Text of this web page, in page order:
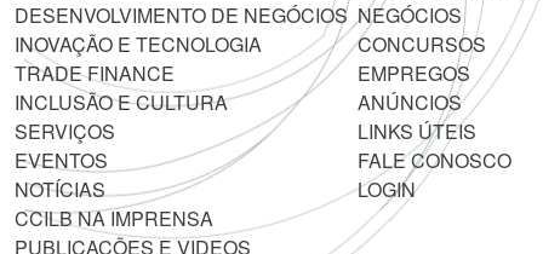
DESENVOLVIMENTO DE NEGÓCIOS
INOVAÇÃO E TECNOLOGIA
TRADE FINANCE
INCLUSÃO E CULTURA
SERVIÇOS
EVENTOS
NOTÍCIAS
CCILB NA IMPRENSA
PUBLICAÇÕES E VIDEOS
NEGÓCIOS
CONCURSOS
EMPREGOS
ANÚNCIOS
LINKS ÚTEIS
FALE CONOSCO
LOGIN